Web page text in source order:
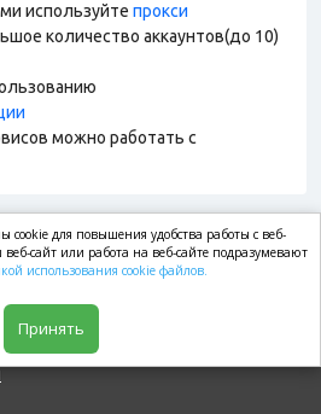
используйте прокси
количество аккаунтов(до 10)
можно работать с
cookie для повышения удобства работы с веб-
сайт или работа на веб-сайте подразумевают
использования cookie файлов.
Принять